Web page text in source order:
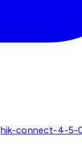
hik-connect-4-5-